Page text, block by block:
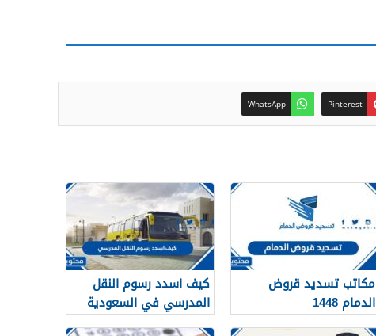
Pinterest
WhatsApp
مكاتب تسديد قروض
الدمام 1448
كيف اسدد رسوم النقل
المدرسي في السعودية
1448